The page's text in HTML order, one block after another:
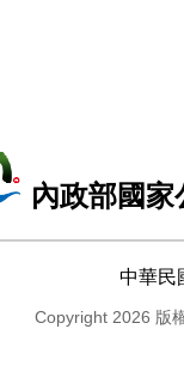
內政部國
中華民
Copyright 2026 版